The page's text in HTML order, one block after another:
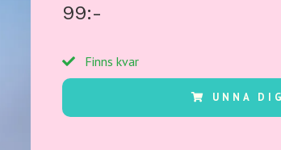
99:-
Finns kvar
UNNA DIG